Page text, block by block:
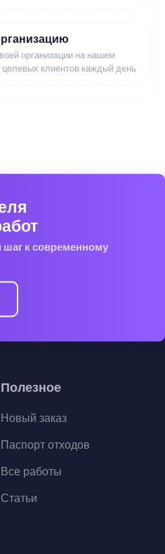
организации на нашем
целевых клиентов каждый день
к современному
Полезное
Новый заказ
Паспорт отходов
Все работы
Статьи